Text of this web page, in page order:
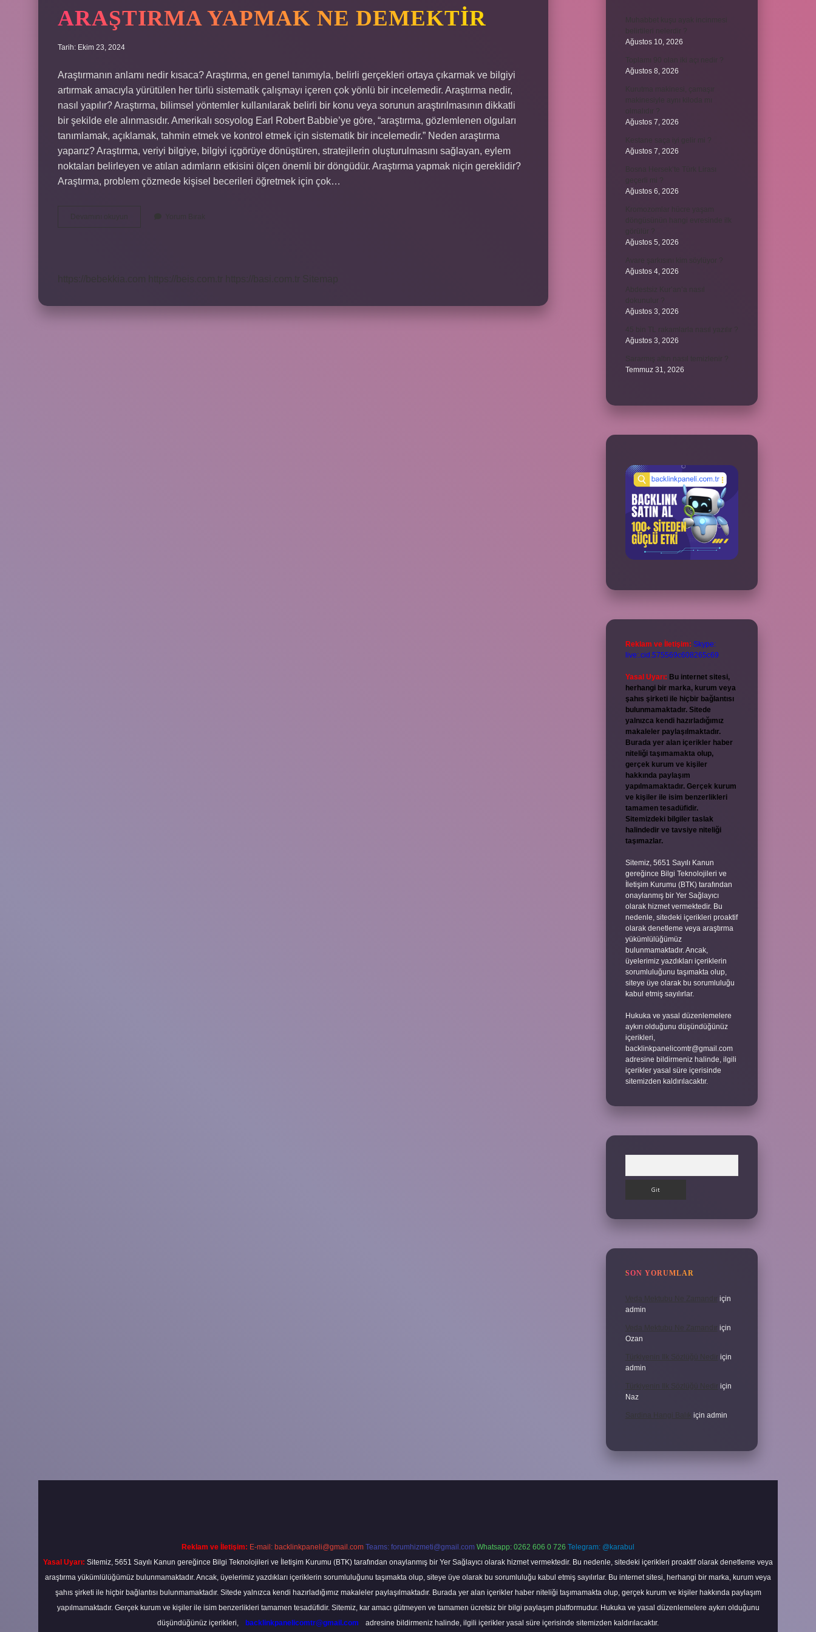
ARAŞTIRMA YAPMAK NE DEMEKTIR
Tarih: Ekim 23, 2024
Araştırmanın anlamı nedir kısaca? Araştırma, en genel tanımıyla, belirli gerçekleri ortaya çıkarmak ve bilgiyi
artırmak amacıyla yürütülen her türlü sistematik çalışmayı içeren çok yönlü bir incelemedir. Araştırma nedir,
nasıl yapılır? Araştırma, bilimsel yöntemler kullanılarak belirli bir konu veya sorunun araştırılmasının dikkatli
bir şekilde ele alınmasıdır. Amerikalı sosyolog Earl Robert Babbie’ye göre, “araştırma, gözlemlenen olguları
tanımlamak, açıklamak, tahmin etmek ve kontrol etmek için sistematik bir incelemedir.” Neden araştırma
yaparız? Araştırma, veriyi bilgiye, bilgiyi içgörüye dönüştüren, stratejilerin oluşturulmasını sağlayan, eylem
noktaları belirleyen ve atılan adımların etkisini ölçen önemli bir döngüdür. Araştırma yapmak niçin gereklidir?
Araştırma, problem çözmede kişisel becerileri öğretmek için çok…
Ağustos 10, 2026
Ağustos 8, 2026
Ağustos 7, 2026
Ağustos 7, 2026
Ağustos 6, 2026
Ağustos 5, 2026
Ağustos 4, 2026
Ağustos 3, 2026
Ağustos 3, 2026
Temmuz 31, 2026
Reklam ve İletişim: Skype:
live:.cid.575569c608265c69
Yasal Uyarı: Bu internet sitesi,
herhangi bir marka, kurum veya
şahıs şirketi ile hiçbir bağlantısı
bulunmamaktadır. Sitede
yalnızca kendi hazırladığımız
makaleler paylaşılmaktadır.
Burada yer alan içerikler haber
niteliği taşımamakta olup,
gerçek kurum ve kişiler
hakkında paylaşım
yapılmamaktadır. Gerçek kurum
ve kişiler ile isim benzerlikleri
tamamen tesadüfidir.
Sitemizdeki bilgiler taslak
halindedir ve tavsiye niteliği
taşımazlar.
Sitemiz, 5651 Sayılı Kanun
gereğince Bilgi Teknolojileri ve
İletişim Kurumu (BTK) tarafından
onaylanmış bir Yer Sağlayıcı
olarak hizmet vermektedir. Bu
nedenle, sitedeki içerikleri proaktif
olarak denetleme veya araştırma
yükümlülüğümüz
bulunmamaktadır. Ancak,
üyelerimiz yazdıkları içeriklerin
sorumluluğunu taşımakta olup,
siteye üye olarak bu sorumluluğu
kabul etmiş sayılırlar.
Hukuka ve yasal düzenlemelere
aykırı olduğunu düşündüğünüz
içerikleri,
backlinkpanelicomtr@gmail.com
adresine bildirmeniz halinde, ilgili
içerikler yasal süre içerisinde
sitemizden kaldırılacaktır.
SON YORUMLAR
Veda Mektubu Ne Zamandır için
admin
Veda Mektubu Ne Zamandır için
Ozan
Türkiyenin Ilk Sözlüğü Nedir için
admin
Türkiyenin Ilk Sözlüğü Nedir için
Naz
Sardina Hangi Balık için admin
Reklam ve İletişim: E-mail: backlinkpaneli@gmail.com Teams: forumhizmeti@gmail.com Whatsapp: 0262 606 0 726 Telegram: @karabul
Yasal Uyarı: Sitemiz, 5651 Sayılı Kanun gereğince Bilgi Teknolojileri ve İletişim Kurumu (BTK) tarafından onaylanmış bir Yer Sağlayıcı olarak hizmet vermektedir. Bu nedenle, sitedeki içerikleri proaktif olarak denetleme veya
araştırma yükümlülüğümüz bulunmamaktadır. Ancak, üyelerimiz yazdıkları içeriklerin sorumluluğunu taşımakta olup, siteye üye olarak bu sorumluluğu kabul etmiş sayılırlar. Bu internet sitesi, herhangi bir marka, kurum veya
şahıs şirketi ile hiçbir bağlantısı bulunmamaktadır. Sitede yalnızca kendi hazırladığımız makaleler paylaşılmaktadır. Burada yer alan içerikler haber niteliği taşımamakta olup, gerçek kurum ve kişiler hakkında paylaşım
yapılmamaktadır. Gerçek kurum ve kişiler ile isim benzerlikleri tamamen tesadüfidir. Sitemiz, kar amacı gütmeyen ve tamamen ücretsiz bir bilgi paylaşım platformudur. Hukuka ve yasal düzenlemelere aykırı olduğunu
düşündüğünüz içerikleri,
backlinkpanelicomtr@gmail.com adresine bildirmeniz halinde, ilgili içerikler yasal süre içerisinde sitemizden kaldırılacaktır.